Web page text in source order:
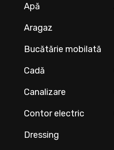
Apă
Aragaz
Bucătărie mobilată
Cadă
Canalizare
Contor electric
Dressing